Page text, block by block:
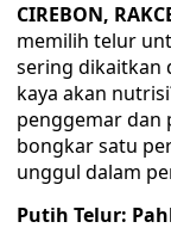
CIREBON,
memilih telur
sering dikaitkan
kaya akan
penggemar dan
bongkar satu
unggul dalam
Putih Telur: